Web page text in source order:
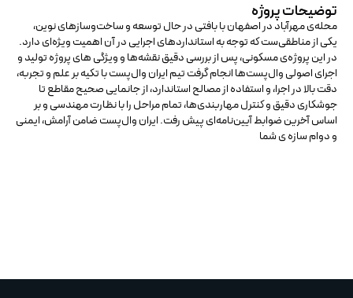
توضیحات پروژه
محله‌ی مهرآباد در اصفهان با بافتی در حال توسعه و ساخت‌وسازهای نوین،
یکی از مناطقی‌ست که توجه به استانداردهای اجرایی در آن اهمیت ویژه‌ای دارد.
در این پروژه‌ی مسکونی، پس از بررسی دقیق نقشه‌ها و ویژگی های پروژه تولید و
اجرای اصولی وال‌پست‌ها انجام گرفت تیم ایران وال‌پست با تکیه بر علم و تجربه،
دقت بالا در اجرا، و استفاده از مصالح استاندارد، از جانمایی صحیح مقاطع تا
جوشکاری دقیق و کنترل مهاربندی‌ها، تمام مراحل را با نظارت مهندسی و بر
اساس آخرین ضوابط آیین‌نامه‌ای پیش رفت. ایران وال‌پست ضامن آرامش، ایمنی
و دوام سازه‌ ی شما